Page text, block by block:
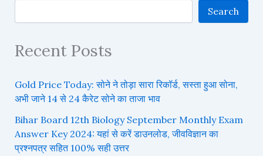
Search
Recent Posts
Gold Price Today: सोने ने तोड़ा सारा रिकॉर्ड, सस्ता हुआ सोना,
अभी जाने 14 से 24 कैरेट सोने का ताजा भाव
Bihar Board 12th Biology September Monthly Exam
Answer Key 2024: यहां से करें डाउनलोड, जीवविज्ञान का
प्रश्नपत्र सहित 100% सही उत्तर